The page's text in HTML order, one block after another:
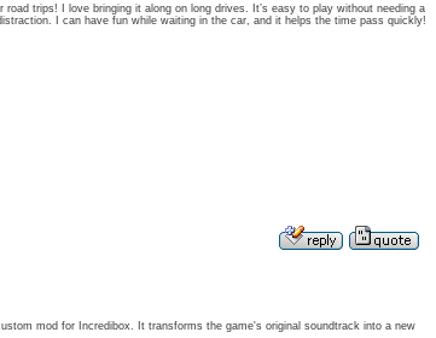
trips! I love bringing it along on long drives. It’s easy to play without needing a
I can have fun while waiting in the car, and it helps the time pass quickly!
mod for Incredibox. It transforms the game's original soundtrack into a new